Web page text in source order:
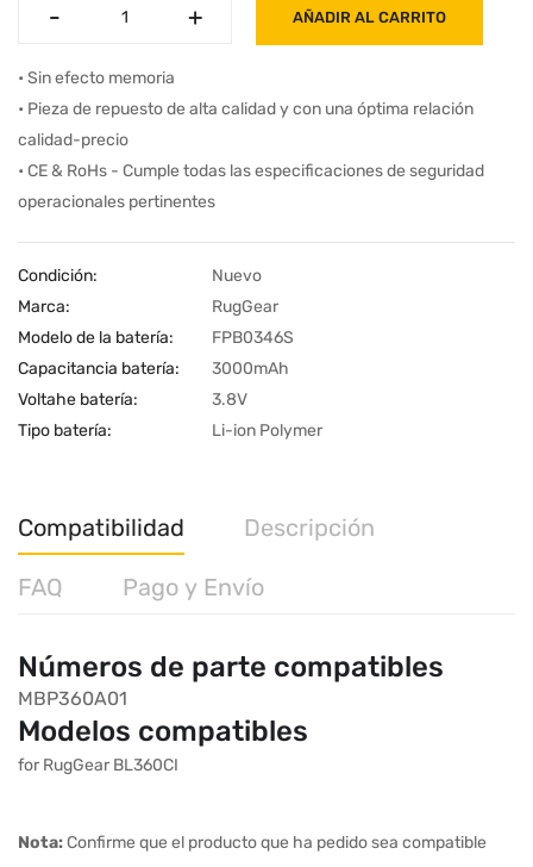
- +
- + AÑADIR AL CARRITO
• Sin efecto memoria
• Pieza de repuesto de alta calidad y con una óptima relación
calidad-precio
• CE & RoHs - Cumple todas las especificaciones de seguridad
operacionales pertinentes
Condición:
Nuevo
Marca:
RugGear
Modelo de la batería:
FPB0346S
Capacitancia batería:
3000mAh
Voltahe batería:
3.8V
Tipo batería:
Li-ion Polymer
Compatibilidad Descripción
FAQ Pago y Envío
Números de parte compatibles
MBP360A01
Modelos compatibles
for RugGear BL360CI
Nota:Confirme que el producto que ha pedido sea compatible